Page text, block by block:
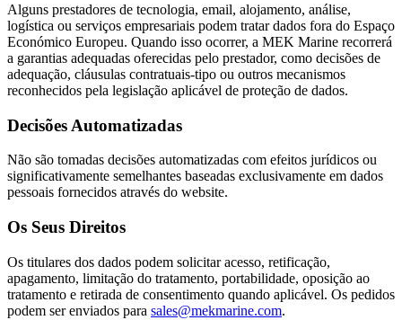
Alguns prestadores de tecnologia, email, alojamento, análise,
logística ou serviços empresariais podem tratar dados fora do Espaço
Económico Europeu. Quando isso ocorrer, a MEK Marine recorrerá
a garantias adequadas oferecidas pelo prestador, como decisões de
adequação, cláusulas contratuais-tipo ou outros mecanismos
reconhecidos pela legislação aplicável de proteção de dados.
Decisões Automatizadas
Não são tomadas decisões automatizadas com efeitos jurídicos ou
significativamente semelhantes baseadas exclusivamente em dados
pessoais fornecidos através do website.
Os Seus Direitos
Os titulares dos dados podem solicitar acesso, retificação,
apagamento, limitação do tratamento, portabilidade, oposição ao
tratamento e retirada de consentimento quando aplicável. Os pedidos
podem ser enviados para sales@mekmarine.com.